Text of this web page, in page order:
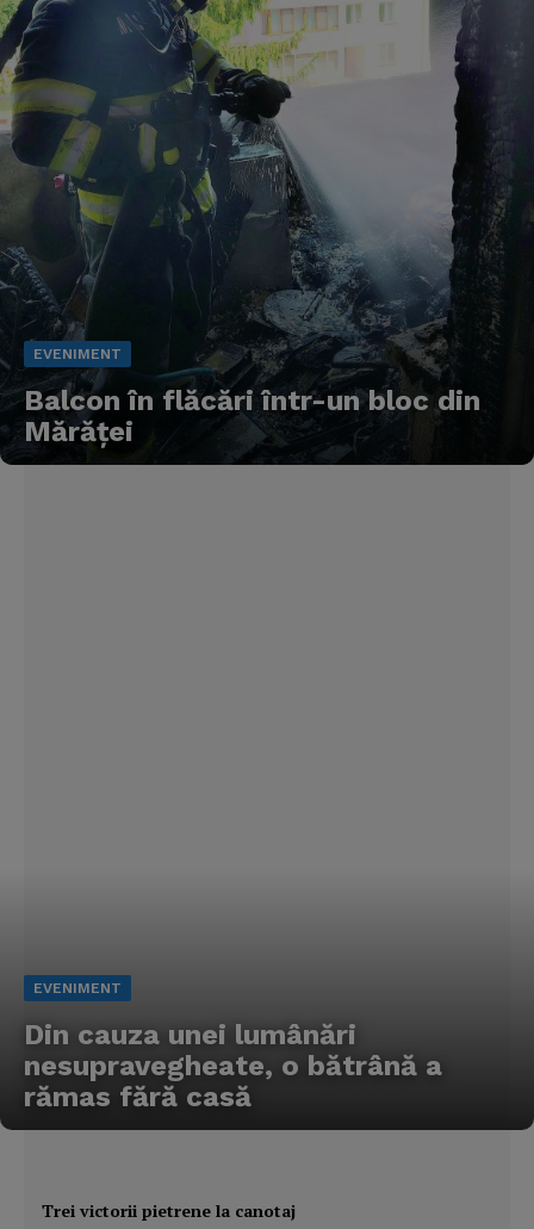
EVENIMENT
Balcon în flăcări într-un bloc din
Mărăţei
EVENIMENT
Din cauza unei lumânări
nesupravegheate, o bătrână a
rămas fără casă
Trei victorii pietrene la canotaj